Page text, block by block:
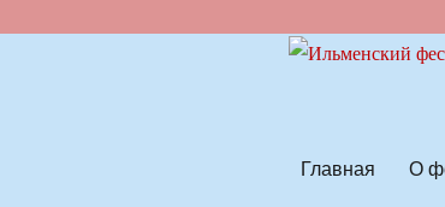
Главная О